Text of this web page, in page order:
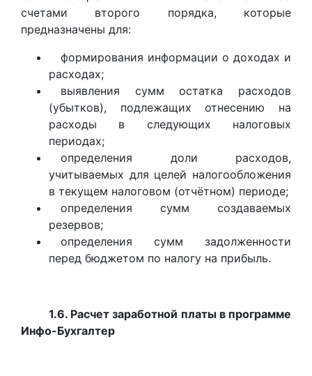
счетами второго порядка, которые
предназначены для:
формирования информации о доходах и
расходах;
выявления сумм остатка расходов
(убытков), подлежащих отнесению на
расходы в следующих налоговых
периодах;
определения доли расходов,
учитываемых для целей налогообложения
в текущем налоговом (отчётном) периоде;
определения сумм создаваемых
резервов;
определения сумм задолженности
перед бюджетом по налогу на прибыль.
1.6. Расчет заработной платы в программе
Инфо-Бухгалтер